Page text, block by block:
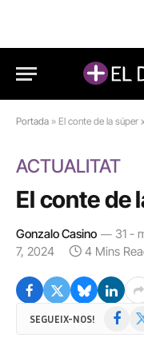
Portada » El conte de la súper
ACTUALITAT
El conte de
Gonzalo Casino 31 -
7, 2024
4 Mins
SEGUEIX-NOS!